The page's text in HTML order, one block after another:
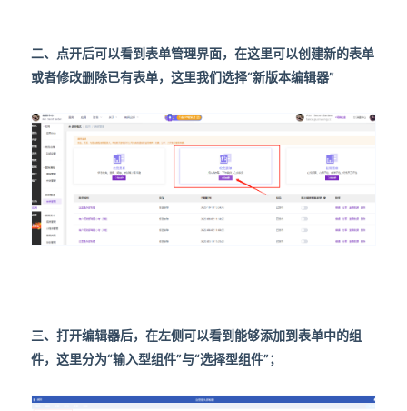
二、点开后可以看到表单管理界面，在这里可以创建新的表单
或者修改删除已有表单，这里我们选择“新版本编辑器”
三、打开编辑器后，在左侧可以看到能够添加到表单中的组
件，这里分为“输入型组件”与“选择型组件”；